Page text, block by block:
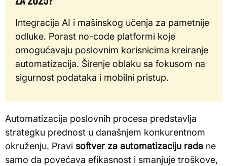
Integracija AI i mašinskog učenja za pametnije
odluke. Porast no-code platformi koje
omogućavaju poslovnim korisnicima kreiranje
automatizacija. Širenje oblaku sa fokusom na
sigurnost podataka i mobilni pristup.
Automatizacija poslovnih procesa predstavlja
strategku prednost u današnjem konkurentnom
okruženju. Pravi softver za automatizaciju rada ne
samo da povećava efikasnost i smanjuje troškove,